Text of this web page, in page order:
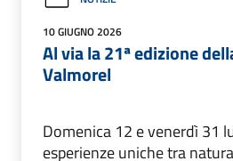
10 GIUGNO 2026
Al via la 21ª edizione
Valmorel
Domenica 12 e venerdì 31
esperienze uniche tra